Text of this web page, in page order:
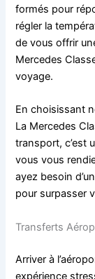
formés pour
régler la
de vous offrir
Mercedes
voyage.
En choisissant
La Mercedes
transport, c’est
vous vous
ayez besoin
pour surpasser
Transferts
Arriver à
expérience